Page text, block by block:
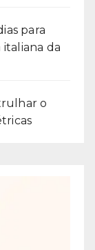
para
da
o